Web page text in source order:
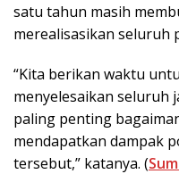
satu tahun masih
merealisasikan seluruh
“Kita berikan waktu
menyelesaikan seluruh
paling penting
mendapatkan dampak
tersebut,” katanya. (